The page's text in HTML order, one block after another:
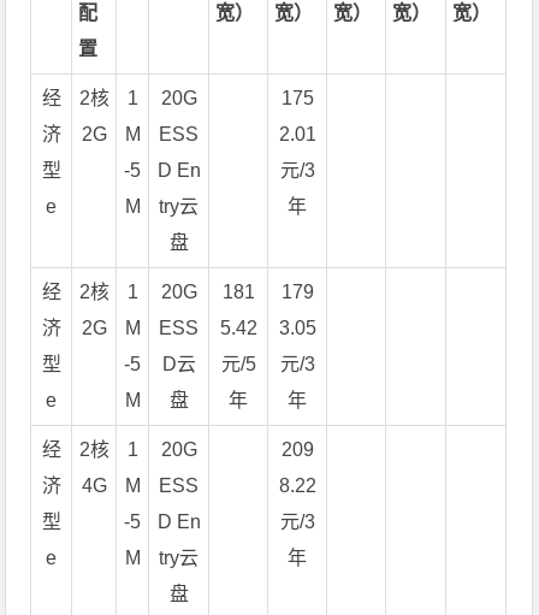
配
置
宽）
宽）
宽）
宽）
宽）
经
济
型
e
2核
2G
1
M
-5
M
20G
ESS
D En
try云
盘
175
2.01
元/3
年
经
济
型
e
2核
2G
1
M
-5
M
20G
ESS
D云
盘
181
5.42
元/5
年
179
3.05
元/3
年
经
济
型
e
2核
4G
1
M
-5
M
20G
ESS
D En
try云
盘
209
8.22
元/3
年